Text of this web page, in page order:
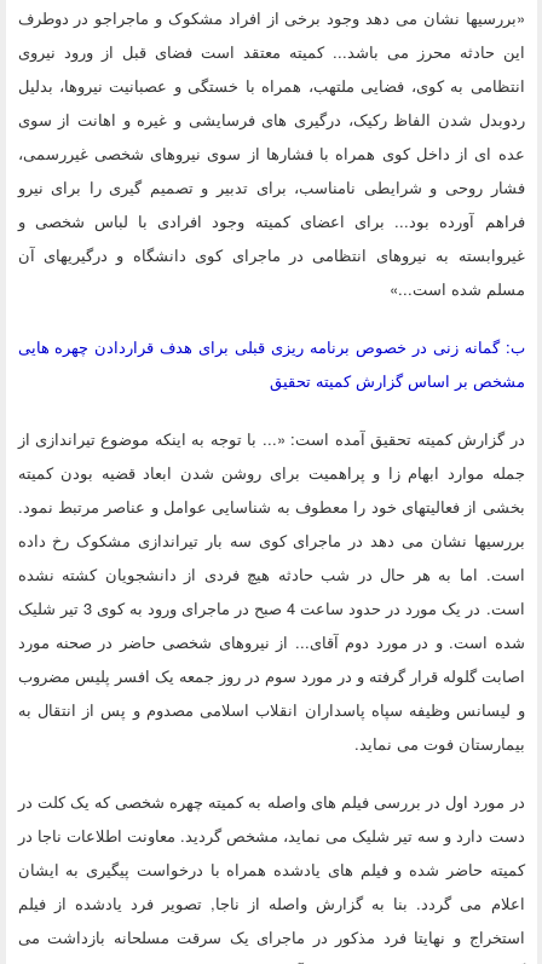
«بررسیها نشان می دهد وجود برخی از افراد مشکوک و ماجراجو در دوطرف
این حادثه محرز می باشد... کمیته معتقد است فضای قبل از ورود نیروی
انتظامی به کوی، فضایی ملتهب، همراه با خستگی و عصبانیت نیروها، بدلیل
ردوبدل شدن الفاظ رکیک، درگیری های فرسایشی و غیره و اهانت از سوی
عده ای از داخل کوی همراه با فشارها از سوی نیروهای شخصی غیررسمی،
فشار روحی و شرایطی نامناسب، برای تدبیر و تصمیم گیری را برای نیرو
فراهم آورده بود... برای اعضای کمیته وجود افرادی با لباس شخصی و
غیروابسته به نیروهای انتظامی در ماجرای کوی دانشگاه و درگیریهای آن
مسلم شده است...»
ب: گمانه زنی در خصوص برنامه ریزی قبلی برای هدف قراردادن چهره هایی
مشخص بر اساس گزارش کمیته تحقیق
در گزارش کمیته تحقیق آمده است: «... با توجه به اینکه موضوع تیراندازی از
جمله موارد ابهام زا و پراهمیت برای روشن شدن ابعاد قضیه بودن کمیته
بخشی از فعالیتهای خود را معطوف به شناسایی عوامل و عناصر مرتبط نمود.
بررسیها نشان می دهد در ماجرای کوی سه بار تیراندازی مشکوک رخ داده
است. اما به هر حال در شب حادثه هیچ فردی از دانشجویان کشته نشده
است. در یک مورد در حدود ساعت 4 صبح در ماجرای ورود به کوی 3 تیر شلیک
شده است. و در مورد دوم آقای... از نیروهای شخصی حاضر در صحنه مورد
اصابت گلوله قرار گرفته و در مورد سوم در روز جمعه یک افسر پلیس مضروب
و لیسانس وظیفه سپاه پاسداران انقلاب اسلامی مصدوم و پس از انتقال به
بیمارستان فوت می نماید.
در مورد اول در بررسی فیلم های واصله به کمیته چهره شخصی که یک کلت در
دست دارد و سه تیر شلیک می نماید، مشخص گردید. معاونت اطلاعات ناجا در
کمیته حاضر شده و فیلم های یادشده همراه با درخواست پیگیری به ایشان
اعلام می گردد. بنا به گزارش واصله از ناجا, تصویر فرد یادشده از فیلم
استخراج و نهایتا فرد مذکور در ماجرای یک سرقت مسلحانه بازداشت می